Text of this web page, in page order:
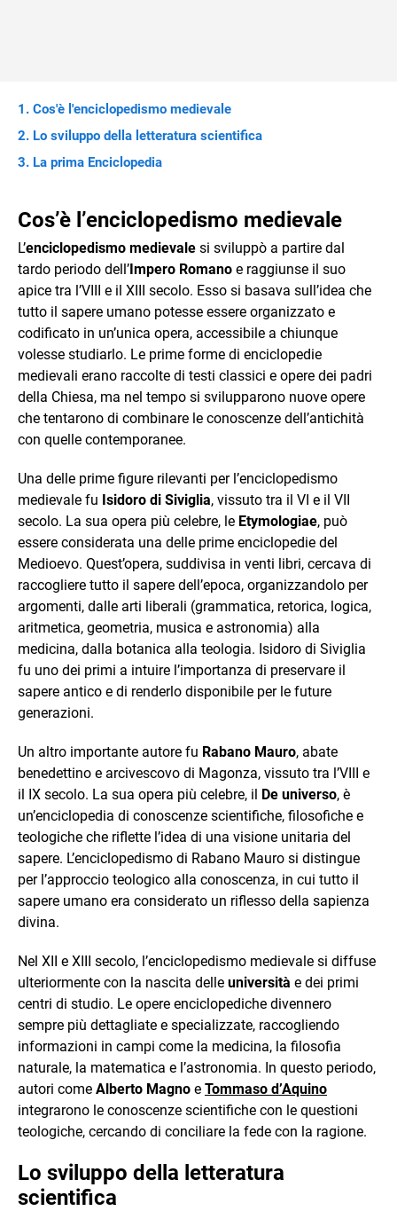
Cos'è l'enciclopedismo medievale
Lo sviluppo della letteratura scientifica
La prima Enciclopedia
Cos’è l’enciclopedismo medievale
L’enciclopedismo medievale si sviluppò a partire dal
tardo periodo dell’Impero Romano e raggiunse il suo
apice tra l’VIII e il XIII secolo. Esso si basava sull’idea che
tutto il sapere umano potesse essere organizzato e
codificato in un’unica opera, accessibile a chiunque
volesse studiarlo. Le prime forme di enciclopedie
medievali erano raccolte di testi classici e opere dei padri
della Chiesa, ma nel tempo si svilupparono nuove opere
che tentarono di combinare le conoscenze dell’antichità
con quelle contemporanee.
Una delle prime figure rilevanti per l’enciclopedismo
medievale fu Isidoro di Siviglia, vissuto tra il VI e il VII
secolo. La sua opera più celebre, le Etymologiae, può
essere considerata una delle prime enciclopedie del
Medioevo. Quest’opera, suddivisa in venti libri, cercava di
raccogliere tutto il sapere dell’epoca, organizzandolo per
argomenti, dalle arti liberali (grammatica, retorica, logica,
aritmetica, geometria, musica e astronomia) alla
medicina, dalla botanica alla teologia. Isidoro di Siviglia
fu uno dei primi a intuire l’importanza di preservare il
sapere antico e di renderlo disponibile per le future
generazioni.
Un altro importante autore fu Rabano Mauro, abate
benedettino e arcivescovo di Magonza, vissuto tra l’VIII e
il IX secolo. La sua opera più celebre, il De universo, è
un’enciclopedia di conoscenze scientifiche, filosofiche e
teologiche che riflette l’idea di una visione unitaria del
sapere. L’enciclopedismo di Rabano Mauro si distingue
per l’approccio teologico alla conoscenza, in cui tutto il
sapere umano era considerato un riflesso della sapienza
divina.
Nel XII e XIII secolo, l’enciclopedismo medievale si diffuse
ulteriormente con la nascita delle università e dei primi
centri di studio. Le opere enciclopediche divennero
sempre più dettagliate e specializzate, raccogliendo
informazioni in campi come la medicina, la filosofia
naturale, la matematica e l’astronomia. In questo periodo,
autori come Alberto Magno e Tommaso d’Aquino
integrarono le conoscenze scientifiche con le questioni
teologiche, cercando di conciliare la fede con la ragione.
Lo sviluppo della letteratura
scientifica